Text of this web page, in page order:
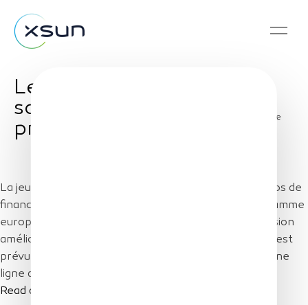
Les Echos : Le drone
solaire d'XSun va
prendre son envol
Share
La jeune société innovante mobilise 5,3 millions d'euros de
financement public, provenant notamment du programme
européen de recherche H2020. XSun lance une version
améliorée de son drone solaire, dont le vol inaugural est
prévu ce premier trimestre, et s'apprête à installer une
ligne de production à Guérande, en Loire-Atlantique.
Read article